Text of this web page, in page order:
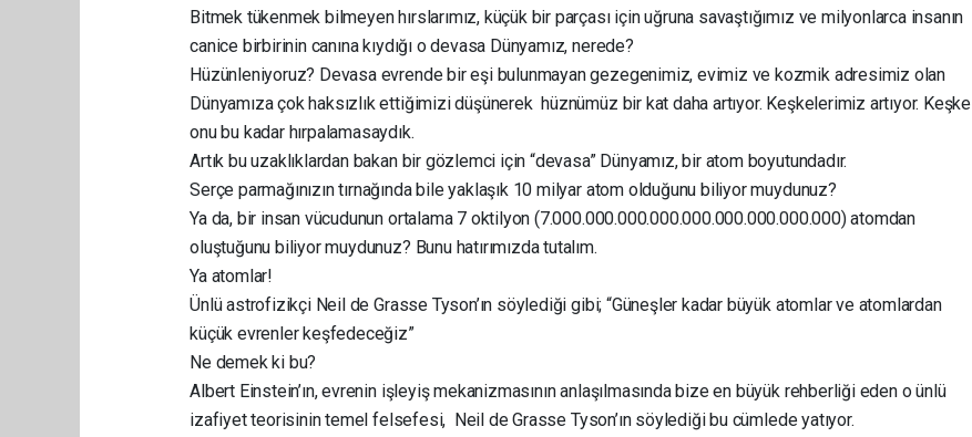
Bitmek tükenmek bilmeyen hırslarımız, küçük bir parçası için uğruna savaştığımız ve milyonlarca insanın
canice birbirinin canına kıydığı o devasa Dünyamız, nerede?
Hüzünleniyoruz? Devasa evrende bir eşi bulunmayan gezegenimiz, evimiz ve kozmik adresimiz olan
Dünyamıza çok haksızlık ettiğimizi düşünerek hüznümüz bir kat daha artıyor. Keşkelerimiz artıyor. Keşke
onu bu kadar hırpalamasaydık.
Artık bu uzaklıklardan bakan bir gözlemci için “devasa” Dünyamız, bir atom boyutundadır.
Serçe parmağınızın tırnağında bile yaklaşık 10 milyar atom olduğunu biliyor muydunuz?
Ya da, bir insan vücudunun ortalama 7 oktilyon (7.000.000.000.000.000.000.000.000.000) atomdan
oluştuğunu biliyor muydunuz? Bunu hatırımızda tutalım.
Ya atomlar!
Ünlü astrofizikçi Neil de Grasse Tyson’ın söylediği gibi; “Güneşler kadar büyük atomlar ve atomlardan
küçük evrenler keşfedeceğiz”
Ne demek ki bu?
Albert Einstein’ın, evrenin işleyiş mekanizmasının anlaşılmasında bize en büyük rehberliği eden o ünlü
izafiyet teorisinin temel felsefesi, Neil de Grasse Tyson’ın söylediği bu cümlede yatıyor.